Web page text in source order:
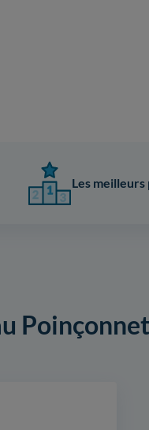
Les meilleurs